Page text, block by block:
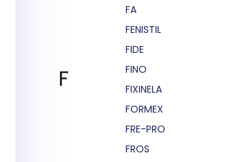
F
FA
FENISTIL
FIDE
FINO
FIXINELA
FORMEX
FRE-PRO
FROS